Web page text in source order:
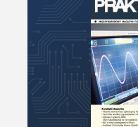
Optoelektronika
PCB/Montaż
Podstawy elektroniki
Podzespoły bierne
Półprzewodniki
Pomiary i testy